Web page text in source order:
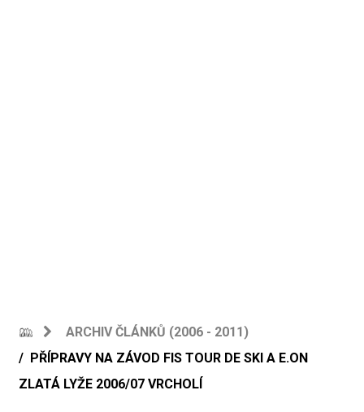
ARCHIV ČLÁNKŮ (2006 - 2011)
PŘÍPRAVY NA ZÁVOD FIS TOUR DE SKI A E.ON
ZLATÁ LYŽE 2006/07 VRCHOLÍ